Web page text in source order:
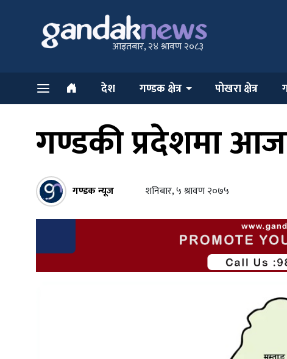
आइतबार, २४ श्रावण २०८३
देश गण्डक क्षेत्र पोखरा क्षेत्र
गण्डकी प्रदेशमा
गण्डक न्यूज शनिबार, ५ श्रावण २०७५